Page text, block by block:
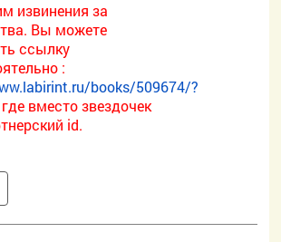
извинения за
Вы можете
ссылку
:
books/509674/?
где вместо звездочек
id.